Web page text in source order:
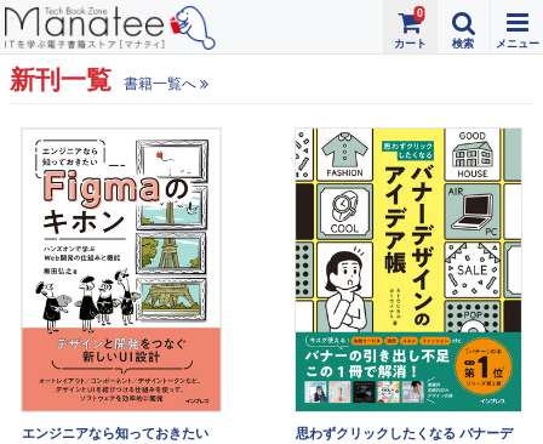
0
新刊一覧 書籍一覧へ
エンジニアなら知っておきたい
思わずクリックしたくなる バナーデ